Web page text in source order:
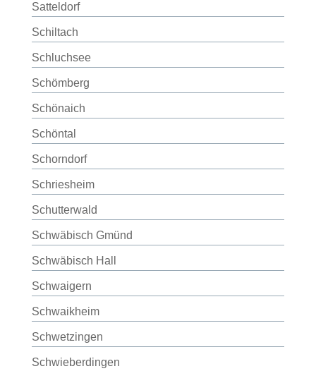
Satteldorf
Schiltach
Schluchsee
Schömberg
Schönaich
Schöntal
Schorndorf
Schriesheim
Schutterwald
Schwäbisch Gmünd
Schwäbisch Hall
Schwaigern
Schwaikheim
Schwetzingen
Schwieberdingen